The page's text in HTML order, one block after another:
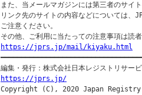
また、当メールマガジンには第三者のサイ
リンク先のサイトの内容などについては、
ご注意ください。
https://jprs.jp/mail/kiyaku.html
https://jprs.jp/